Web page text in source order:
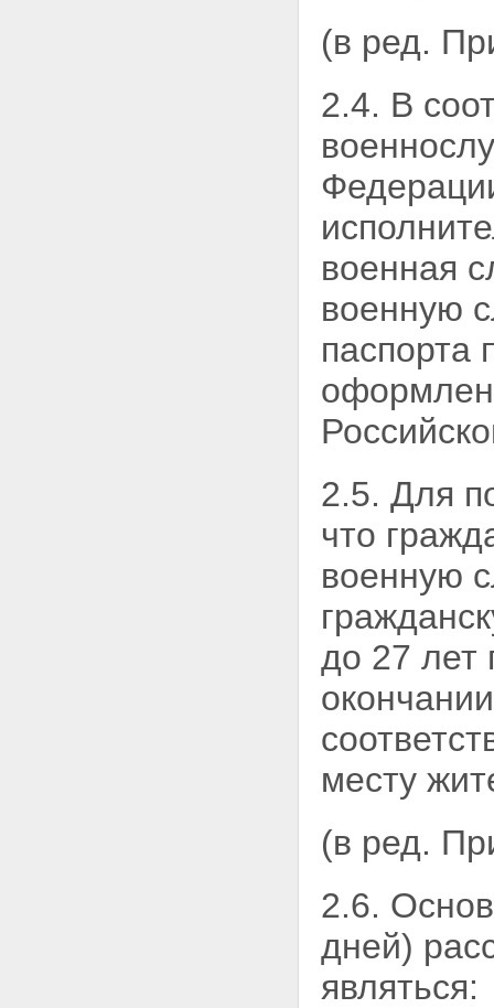
(в ред.
2.4. В
военная
военную
паспорта
2.5. Для
что
военную
до 27 лет
месту
(в ред.
2.6.
дней)
являться: